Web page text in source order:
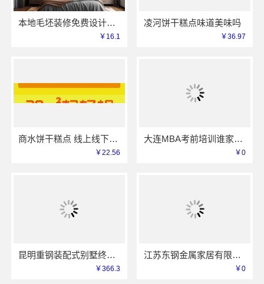
本地毛坯装修免费设计环保信赖浙江臻美新型建材有限公司
￥16.1
凌河饼干糕点味道美味吗
￥36.97
商水饼干糕点 线上线下同价服务模式
￥22.56
大连MBA考前培训谁家专业 社科赛斯考研服务人才伴您成长
￥0
昆明重钢装配式别墅终身维保，云南晟构建筑建材有限公司维保
￥366.3
江苏东钢金属家居有限公司厨餐厅新中式定制多少钱
￥0